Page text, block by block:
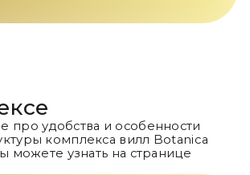
про удобства и особенности
комплекса вилл Botanica
можете узнать на странице